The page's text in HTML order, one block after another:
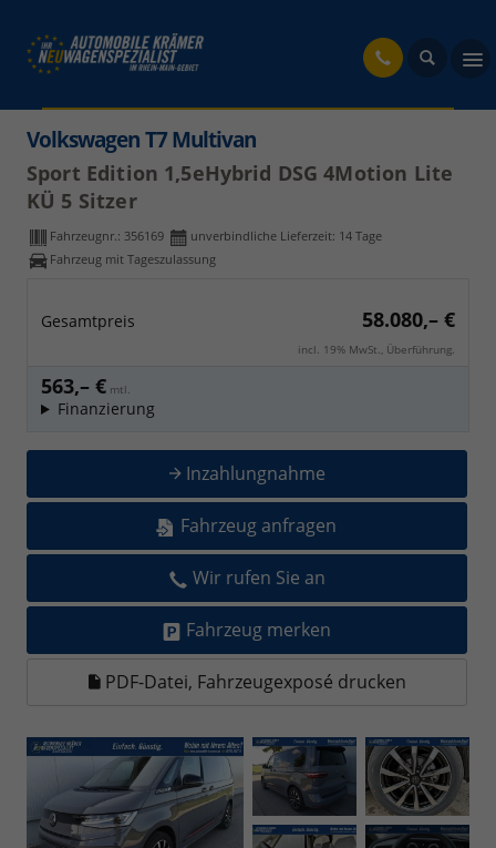
Volkswagen T7 Multivan
Sport Edition 1,5eHybrid DSG 4Motion Lite
KÜ 5 Sitzer
Fahrzeugnr.: 356169 unverbindliche Lieferzeit: 14 Tage
Fahrzeug mit Tageszulassung
Gesamtpreis 58.080,– €
incl. 19% MwSt., Überführung.
563,– € mtl.
Finanzierung
Inzahlungnahme
Fahrzeug anfragen
Wir rufen Sie an
Fahrzeug merken
PDF-Datei, Fahrzeugexposé drucken